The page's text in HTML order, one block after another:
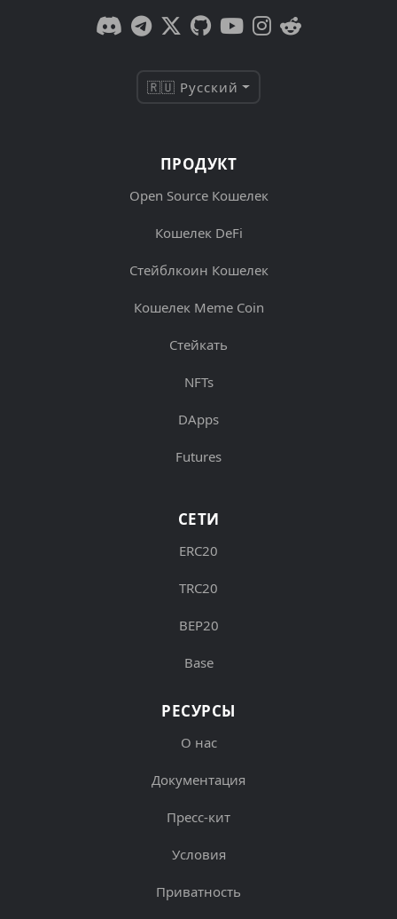
🇷🇺 Русский
ПРОДУКТ
Open Source Кошелек
Кошелек DeFi
Стейблкоин Кошелек
Кошелек Meme Coin
Стейкать
NFTs
DApps
Futures
СЕТИ
ERC20
TRC20
BEP20
Base
РЕСУРСЫ
О нас
Документация
Пресс-кит
Условия
Приватность